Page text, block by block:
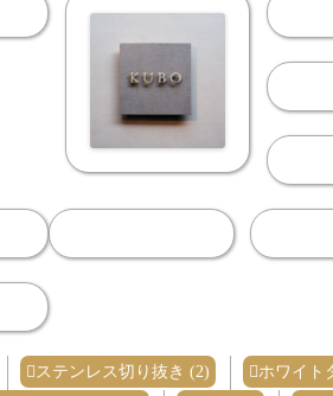
ステンレス切り抜き (2)
ホワイト